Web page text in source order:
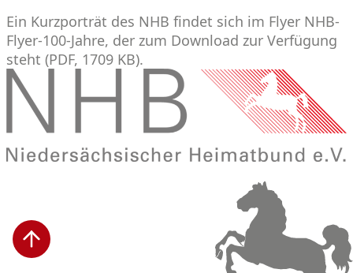
Ein Kurzporträt des NHB findet sich im Flyer NHB-
Flyer-100-Jahre, der zum Download zur Verfügung
steht (PDF, 1709 KB).